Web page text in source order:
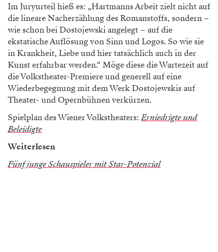
Im Juryurteil hieß es: „Hartmanns Arbeit zielt nicht auf
die lineare Nacherzählung des Romanstoffs, sondern –
wie schon bei Dostojewski angelegt – auf die
ekstatische Auflösung von Sinn und Logos. So wie sie
in Krankheit, Liebe und hier tatsächlich auch in der
Kunst erfahrbar werden.“ Möge diese die Wartezeit auf
die Volkstheater-Premiere und generell auf eine
Wiederbegegnung mit dem Werk Dostojewskis auf
Theater- und Opernbühnen verkürzen.
Spielplan des Wiener Volkstheaters:Erniedrigte und
Beleidigte
Weiterlesen
Fünf junge Schauspieler mit Star-Potenzial